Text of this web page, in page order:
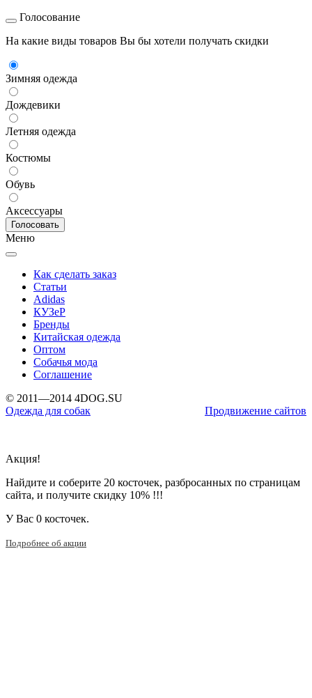
Голосование
На какие виды товаров Вы бы хотели получать скидки
Зимняя одежда
Дождевики
Летняя одежда
Костюмы
Обувь
Аксессуары
Меню
Как сделать заказ
Статьи
Adidas
КУЗеР
Бренды
Китайская одежда
Оптом
Собачья мода
Соглашение
© 2011—2014 4DOG.SU
Одежда для собак
Продвижение сайтов
Акция!
Найдите и соберите 20 косточек, разбросанных по страницам
сайта, и получите скидку 10% !!!
У Вас 0 косточек.
Подробнее об акции